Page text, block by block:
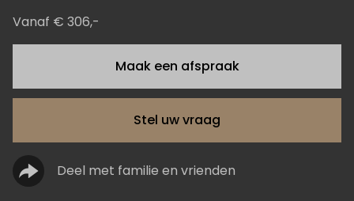
Vanaf € 306,-
Maak een afspraak
Stel uw vraag
Deel met familie en vrienden